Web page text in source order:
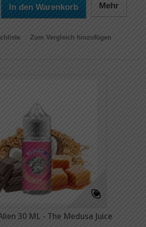
In den Warenkorb Mehr
Zum Vergleich hinzufügen
30 ML - The Medusa Juice